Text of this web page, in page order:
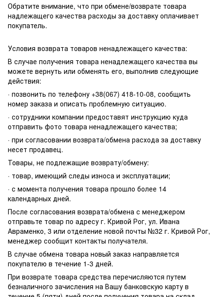
Обратите внимание, что при обмене/возврате товара
надлежащего качества расходы за доставку оплачивает
покупатель.
Условия возврата товаров ненадлежащего качества:
В случае получения товара ненадлежащего качества вы
можете вернуть или обменять его, выполнив следующие
действия:
· позвонить по телефону +38(067) 418-10-08, сообщить
номер заказа и описать проблемную ситуацию.
· сотрудники компании предоставят инструкцию куда
отправить фото товара ненадлежащего качества;
· при согласовании возврата/обмена расхода за доставку
несет продавец.
Товары, не подлежащие возврату/обмену:
· товар, имеющий следы износа и эксплуатации;
· с момента получения товара прошло более 14
календарных дней.
После согласования возврата/обмена с менеджером
отправьте товар по адресу г. Кривой Рог, ул. Ивана
Авраменко, 3 или отделение новой почты №32 г. Кривой Рог,
менеджер сообщит контакты получателя.
В случае обмена товара новый заказ направляется
покупателю в течение 1-3 дней.
При возврате товара средства перечисляются путем
безналичного зачисления на Вашу банковскую карту в